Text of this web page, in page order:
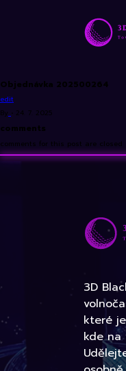
Objednávka 202500264
edit
By • 24. 7. 2025
comments
comments for this post are closed
3D
které
kde na